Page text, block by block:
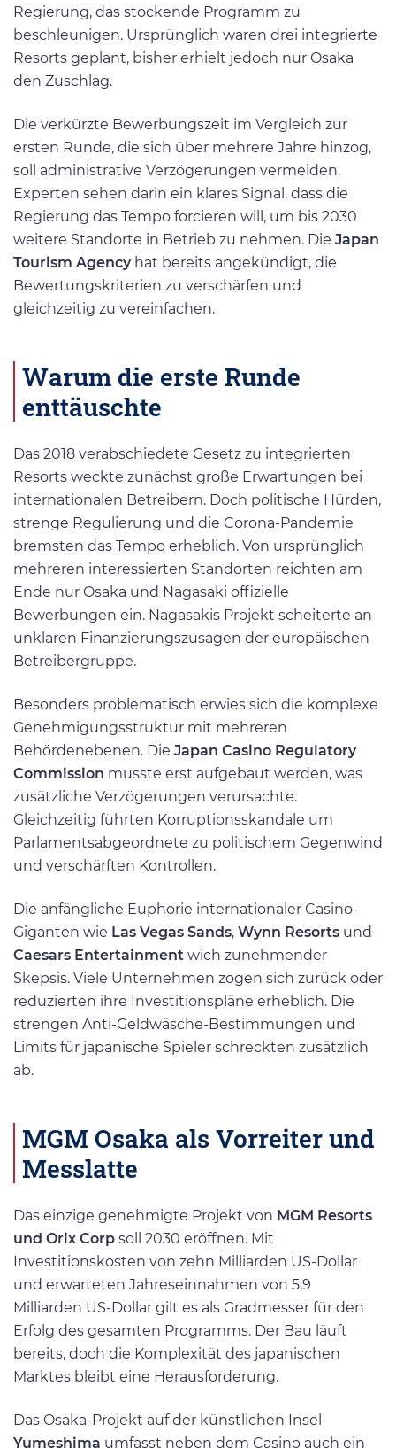
Regierung, das stockende Programm zu
beschleunigen. Ursprünglich waren drei integrierte
Resorts geplant, bisher erhielt jedoch nur Osaka
den Zuschlag.
Die verkürzte Bewerbungszeit im Vergleich zur
ersten Runde, die sich über mehrere Jahre hinzog,
soll administrative Verzögerungen vermeiden.
Experten sehen darin ein klares Signal, dass die
Regierung das Tempo forcieren will, um bis 2030
weitere Standorte in Betrieb zu nehmen. Die Japan
Tourism Agencyhat bereits angekündigt, die
Bewertungskriterien zu verschärfen und
gleichzeitig zu vereinfachen.
Warum die erste Runde
enttäuschte
Das 2018 verabschiedete Gesetz zu integrierten
Resorts weckte zunächst große Erwartungen bei
internationalen Betreibern. Doch politische Hürden,
strenge Regulierung und die Corona-Pandemie
bremsten das Tempo erheblich. Von ursprünglich
mehreren interessierten Standorten reichten am
Ende nur Osaka und Nagasaki offizielle
Bewerbungen ein. Nagasakis Projekt scheiterte an
unklaren Finanzierungszusagen der europäischen
Betreibergruppe.
Besonders problematisch erwies sich die komplexe
Genehmigungsstruktur mit mehreren
Behördenebenen. Die Japan Casino Regulatory
Commission musste erst aufgebaut werden, was
zusätzliche Verzögerungen verursachte.
Gleichzeitig führten Korruptionsskandale um
Parlamentsabgeordnete zu politischem Gegenwind
und verschärften Kontrollen.
Die anfängliche Euphorie internationaler Casino-
Giganten wie Las Vegas Sands, Wynn Resorts und
Caesars Entertainment wich zunehmender
Skepsis. Viele Unternehmen zogen sich zurück oder
reduzierten ihre Investitionspläne erheblich. Die
strengen Anti-Geldwäsche-Bestimmungen und
Limits für japanische Spieler schreckten zusätzlich
ab.
MGM Osaka als Vorreiter und
Messlatte
Das einzige genehmigte Projekt von MGM Resorts
und Orix Corp soll 2030 eröffnen. Mit
Investitionskosten von zehn Milliarden US-Dollar
und erwarteten Jahreseinnahmen von 5,9
Milliarden US-Dollar gilt es als Gradmesser für den
Erfolg des gesamten Programms. Der Bau läuft
bereits, doch die Komplexität des japanischen
Marktes bleibt eine Herausforderung.
Das Osaka-Projekt auf der künstlichen Insel
Yumeshima umfasst neben dem Casino auch ein